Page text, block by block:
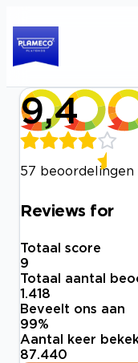
9,4
57 beoordelingen
Reviews for
Totaal score
9
Totaal aantal
1.418
Beveelt ons aan
99%
Aantal keer
87.440